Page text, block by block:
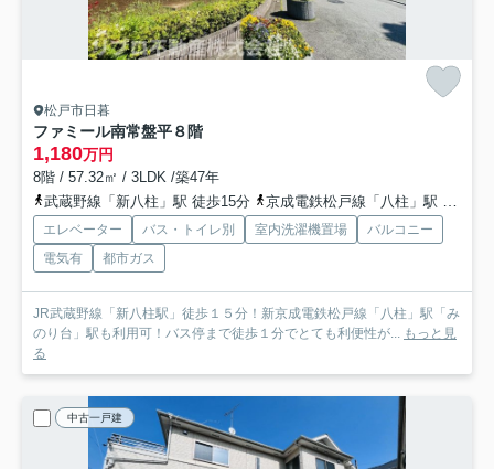
松戸市日暮
ファミール南常盤平８階
1,180万円
8階 / 57.32㎡ / 3LDK /築47年
武蔵野線「新八柱」駅 徒歩15分
京成電鉄松戸線「八柱」駅 徒歩15分
エレベーター バス・トイレ別 室内洗濯機置場
バルコニー
電気有
都市ガス
JR武蔵野線「新八柱駅」徒歩１５分！新京成電鉄松戸線「八柱」駅「み
のり台」駅も利用可！バス停まで徒歩１分でとても利便性が... もっと見
る
中古一戸建